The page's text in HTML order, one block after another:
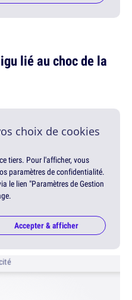
lié au choc de la
choix de cookies
tiers. Pour l'afficher, vous
paramètres de confidentialité.
le lien "Paramètres de Gestion
Accepter & afficher